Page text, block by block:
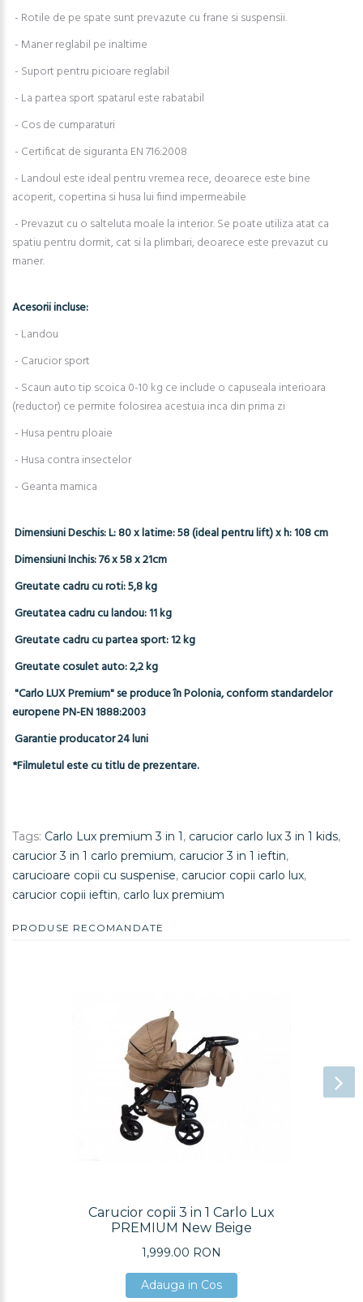
- Rotile de pe spate sunt prevazute cu frane si suspensii.
- Maner reglabil pe inaltime
- Suport pentru picioare reglabil
- La partea sport spatarul este rabatabil
- Cos de cumparaturi
- Certificat de siguranta EN 716:2008
- Landoul este ideal pentru vremea rece, deoarece este bine
acoperit, copertina si husa lui fiind impermeabile
- Prevazut cu o salteluta moale la interior. Se poate utiliza atat ca
spatiu pentru dormit, cat si la plimbari, deoarece este prevazut cu
maner.
Acesorii incluse:
- Landou
- Carucior sport
- Scaun auto tip scoica 0-10 kg ce include o capuseala interioara
(reductor) ce permite folosirea acestuia inca din prima zi
- Husa pentru ploaie
- Husa contra insectelor
- Geanta mamica
Dimensiuni Deschis: L: 80 x latime: 58 (ideal pentru lift) x h: 108 cm
Dimensiuni Inchis: 76 x 58 x 21cm
Greutate cadru cu roti: 5,8 kg
Greutatea cadru cu landou: 11 kg
Greutate cadru cu partea sport: 12 kg
Greutate cosulet auto: 2,2 kg
"Carlo LUX Premium" se produce în Polonia, conform standardelor
europene PN-EN 1888:2003
Garantie producator 24 luni
*Filmuletul este cu titlu de prezentare.
Tags: Carlo Lux premium 3 in 1, carucior carlo lux 3 in 1 kids,
carucior 3 in 1 carlo premium, carucior 3 in 1 ieftin,
carucioare copii cu suspenise, carucior copii carlo lux,
carucior copii ieftin, carlo lux premium
PRODUSE RECOMANDATE
Carucior copii 3 in 1 Carlo Lux
PREMIUM New Beige
1,999.00 RON
Adauga in Cos
Adauga in Cos